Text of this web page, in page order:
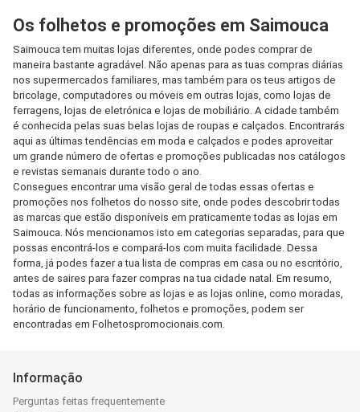
Os folhetos e promoções em Saimouca
Saimouca tem muitas lojas diferentes, onde podes comprar de
maneira bastante agradável. Não apenas para as tuas compras diárias
nos supermercados familiares, mas também para os teus artigos de
bricolage, computadores ou móveis em outras lojas, como lojas de
ferragens, lojas de eletrónica e lojas de mobiliário. A cidade também
é conhecida pelas suas belas lojas de roupas e calçados. Encontrarás
aqui as últimas tendências em moda e calçados e podes aproveitar
um grande número de ofertas e promoções publicadas nos catálogos
e revistas semanais durante todo o ano.
Consegues encontrar uma visão geral de todas essas ofertas e
promoções nos folhetos do nosso site, onde podes descobrir todas
as marcas que estão disponíveis em praticamente todas as lojas em
Saimouca. Nós mencionamos isto em categorias separadas, para que
possas encontrá-los e compará-los com muita facilidade. Dessa
forma, já podes fazer a tua lista de compras em casa ou no escritório,
antes de saires para fazer compras na tua cidade natal. Em resumo,
todas as informações sobre as lojas e as lojas online, como moradas,
horário de funcionamento, folhetos e promoções, podem ser
encontradas em Folhetospromocionais.com.
Informação
Perguntas feitas frequentemente